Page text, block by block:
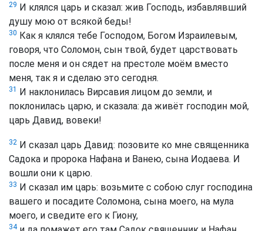
29 И клялся царь и сказал: жив Господь, избавлявший
душу мою от всякой беды!
30 Как я клялся тебе Господом, Богом Израилевым,
говоря, что Соломон, сын твой, будет царствовать
после меня и он сядет на престоле моём вместо
меня, так я и сделаю это сегодня.
31 И наклонилась Вирсавия лицом до земли, и
поклонилась царю, и сказала: да живёт господин мой,
царь Давид, вовеки!
32 И сказал царь Давид: позовите ко мне священника
Садока и пророка Нафана и Ванею, сына Иодаева. И
вошли они к царю.
33 И сказал им царь: возьмите с собою слуг господина
вашего и посадите Соломона, сына моего, на мула
моего, и сведите его к Гиону,
34